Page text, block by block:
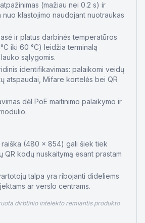
(mažiau nei 0.2 s) ir
klastojimo naudojant nuotraukas
ir platus darbinės temperatūros
iki 60 °C) leidžia terminalą
sąlygomis.
identifikavimas: palaikomi veidų
atspaudai, Mifare kortelės bei QR
dėl PoE maitinimo palaikymo ir
(480 × 854) gali šiek tiek
QR kodų nuskaitymą esant prastam
talpa yra ribojanti dideliems
ar verslo centrams.
dirbtinio intelekto remiantis produkto